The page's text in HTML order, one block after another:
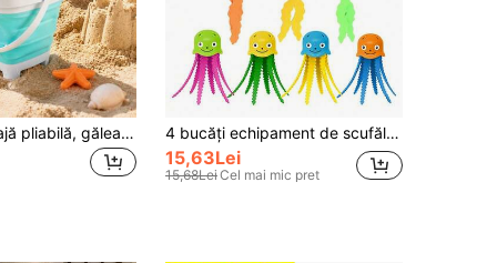
Găleată de plajă pliabilă, găleată de nisip portabilă din silicon, pliabilă, cu bordură întărită, fund stabil și mâner confortabil, ușoară și reutilizabilă, potrivită pentru joacă în familie la plajă, vacanță de vară, piscină, camping, picnic, grădinărit, set de jucării de plajă - găleată portabilă pliabilă pentru apă, instrument pentru săpat în nisip și joacă cu apa în aer liber, jucărie de plajă educațională pentru copilărie timpurie, camping, acasă, esențiale pentru vacanțe, esențiale pentru călătorii, întoarcere la școală, esențial pentru sărbători, cadouri, accesorii de camping 4 bucăți echipament de scufăle în formă de calamar din PVC, culori aleatorii, joc de petrecere pentru adulți, jucărie de prins sub apă pentru piscină în vară, jucărie educațională de aruncat, cadou pentru piscină în aer liber, potrivit pentru Halloween/Crăciun/Ziua Recunoștinței, plajă
15,63Lei
15,68LeiCel mai mic pret